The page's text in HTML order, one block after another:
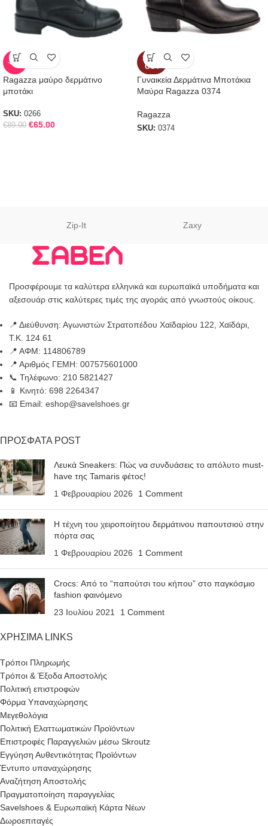
-27%
Ragazza μαύρο δερμάτινο
μποτάκι
SKU: 0266
€89.00 €65.00
SOLD
OUT
Γυναικεία Δερμάτινα Μποτάκια
Μαύρα Ragazza 0374
Ragazza
SKU: 0374
Zip-It Zaxy
Προσφέρουμε τα καλύτερα ελληνικά και ευρωπαϊκά υποδήματα και
αξεσουάρ στις καλύτερες τιμές της αγοράς από γνωστούς οίκους.
📍 Διεύθυνση: Αγωνιστών Στρατοπέδου Χαϊδαρίου 122, Χαϊδάρι,
Τ.Κ. 124 61
📍 ΑΦΜ: 114806789
📍 Αριθμός ΓΕΜΗ: 007575601000
📞 Τηλέφωνο: 210 5821427
📱 Κινητό: 698 2264347
📧 Email: eshop@savelshoes.gr
ΠΡΟΣΦΑΤΑ POST
Λευκά Sneakers: Πώς να συνδυάσεις το απόλυτο must-
have της Tamaris φέτος!
1 Φεβρουαρίου 2026
1 Comment
Η τέχνη του χειροποίητου δερμάτινου παπουτσιού στην
πόρτα σας
1 Φεβρουαρίου 2026
1 Comment
Crocs: Από το “παπούτσι του κήπου” στο παγκόσμιο
fashion φαινόμενο
23 Ιουλίου 2021
1 Comment
ΧΡΗΣΙΜΑ LINKS
Τρόποι Πληρωμής
Τρόποι & Έξοδα Αποστολής
Πολιτική επιστροφών
Φόρμα Υπαναχώρησης
Μεγεθολόγια
Πολιτική Ελαττωματικών Προϊόντων
Επιστροφές Παραγγελιών μέσω Skroutz
Εγγύηση Αυθεντικότητας Προϊόντων
Έντυπο υπαναχώρησης
Αναζήτηση Αποστολής
Πραγματοποίηση παραγγελίας
Savelshoes & Ευρωπαϊκή Κάρτα Νέων
Δωροεπιταγές